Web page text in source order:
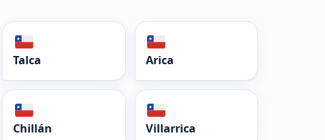
Talca Arica
Chillán Villarrica